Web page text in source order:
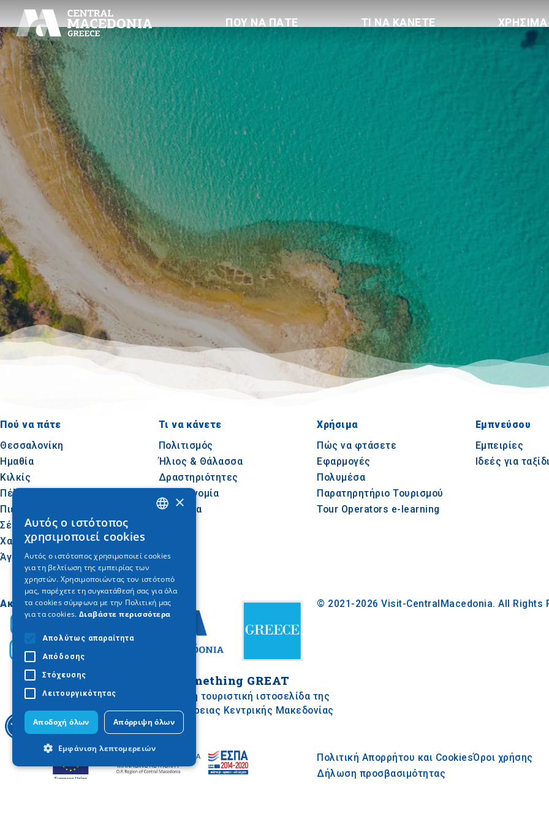
ΠΟΥ ΝΑ ΠΑΤΕ ΤΙ ΝΑ ΚΑΝΕΤΕ ΧΡΗΣΙΜΑ
Index3
Πού να πάτε
Θεσσαλονίκη
Ημαθία
Κιλκίς
Πέλλα
Πιερία
Σέρρες
Χαλκιδική
Άγιον Όρος
Τι να κάνετε
Πολιτισμός
Ήλιος & Θάλασσα
Δραστηριότητες
Γαστρονομία
Συνέδρια
Χρήσιμα
Πώς να φτάσετε
Εφαρμογές
Πολυμέσα
Παρατηρητήριο Τουρισμού
Tour Operators e-learning
Εμπνεύσου
Εμπειρίες
Ιδεές για
Ακολουθήστε μας
Do something GREAT
Επίσημη τουριστική ιστοσελίδα της
Περιφέρειας Κεντρικής Μακεδονίας
© 2021-2026 Visit-CentralMacedonia. All Rights
Πολιτική Απορρήτου και CookiesΌροι χρήσης
Δήλωση προσβασιμότητας
×
Αυτός ο ιστότοπος
χρησιμοποιεί cookies
Αυτός ο ιστότοπος χρησιμοποιεί cookies
για τη βελτίωση της εμπειρίας των
χρηστών. Χρησιμοποιώντας τον ιστότοπό
μας, παρέχετε τη συγκατάθεσή σας για όλα
τα cookies σύμφωνα με την Πολιτική μας
για τα cookies. Διαβάστε περισσότερα
Απολύτως απαραίτητα
Απόδοσης
Στόχευσης
Λειτουργικότητας
Αποδοχή όλων Απόρριψη όλων
Εμφάνιση λεπτομερειών